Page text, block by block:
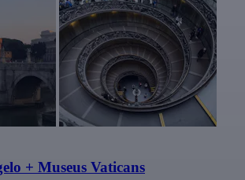
+ Museus Vaticans